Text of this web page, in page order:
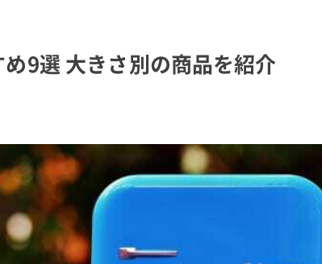
9選 大きさ別の商品を紹介